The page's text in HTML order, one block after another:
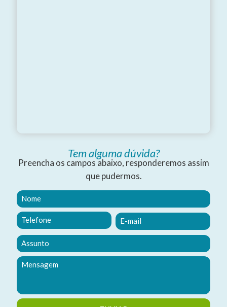
Tem alguma dúvida?
Preencha os campos abaixo, responderemos assim
que pudermos.